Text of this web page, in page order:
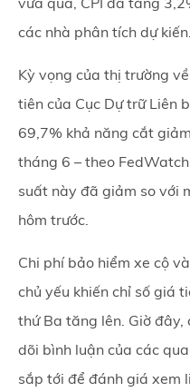
các nhà phân tích dự kiến.
Kỳ vọng của thị trường
tiên của Cục Dự trữ Liên
69,7% khả năng cắt
tháng 6 – theo
suất này đã giảm so với
hôm trước.
Chi phí bảo hiểm xe cộ
chủ yếu khiến chỉ số giá
thứ Ba tăng lên. Giờ
dõi bình luận của các
sắp tới để đánh giá xem